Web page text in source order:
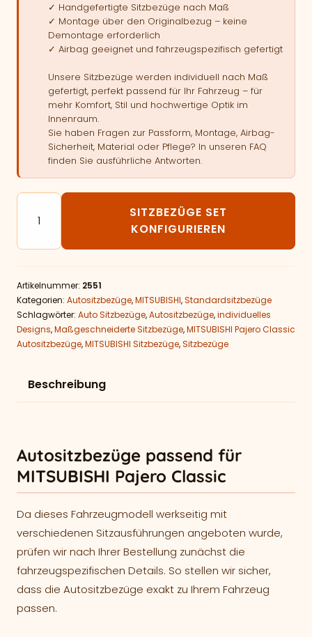
✓ Handgefertigte Sitzbezüge nach Maß
✓ Montage über den Originalbezug – keine
Demontage erforderlich
✓ Airbag geeignet und fahrzeugspezifisch gefertigt
Unsere Sitzbezüge werden individuell nach Maß
gefertigt, perfekt passend für Ihr Fahrzeug – für
mehr Komfort, Stil und hochwertige Optik im
Innenraum.
Sie haben Fragen zur Passform, Montage, Airbag-
Sicherheit, Material oder Pflege? In unseren FAQ
finden Sie ausführliche Antworten.
Autositzbezüge passend für MITSUBISHI Pajero
SITZBEZÜGE SET
KONFIGURIEREN
Artikelnummer: 2551
Kategorien: Autositzbezüge,MITSUBISHI,Standardsitzbezüge
Schlagwörter: Auto Sitzbezüge,Autositzbezüge,individuelles
Designs,Maßgeschneiderte Sitzbezüge,MITSUBISHI Pajero Classic
Autositzbezüge,MITSUBISHI Sitzbezüge,Sitzbezüge
Beschreibung
Autositzbezüge passend für
MITSUBISHI Pajero Classic
Da dieses Fahrzeugmodell werkseitig mit
verschiedenen Sitzausführungen angeboten wurde,
prüfen wir nach Ihrer Bestellung zunächst die
fahrzeugspezifischen Details. So stellen wir sicher,
dass die Autositzbezüge exakt zu Ihrem Fahrzeug
passen.